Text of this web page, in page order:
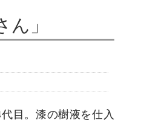
」
目。漆の樹液を仕入